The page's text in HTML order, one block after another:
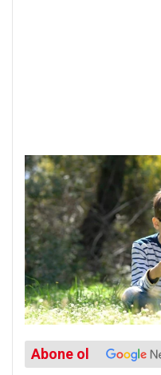
Abone ol